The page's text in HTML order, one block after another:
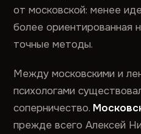
от московской: менее
более ориентированная
точные методы.
Между московскими и
психологами
соперничество.
прежде всего Алексей